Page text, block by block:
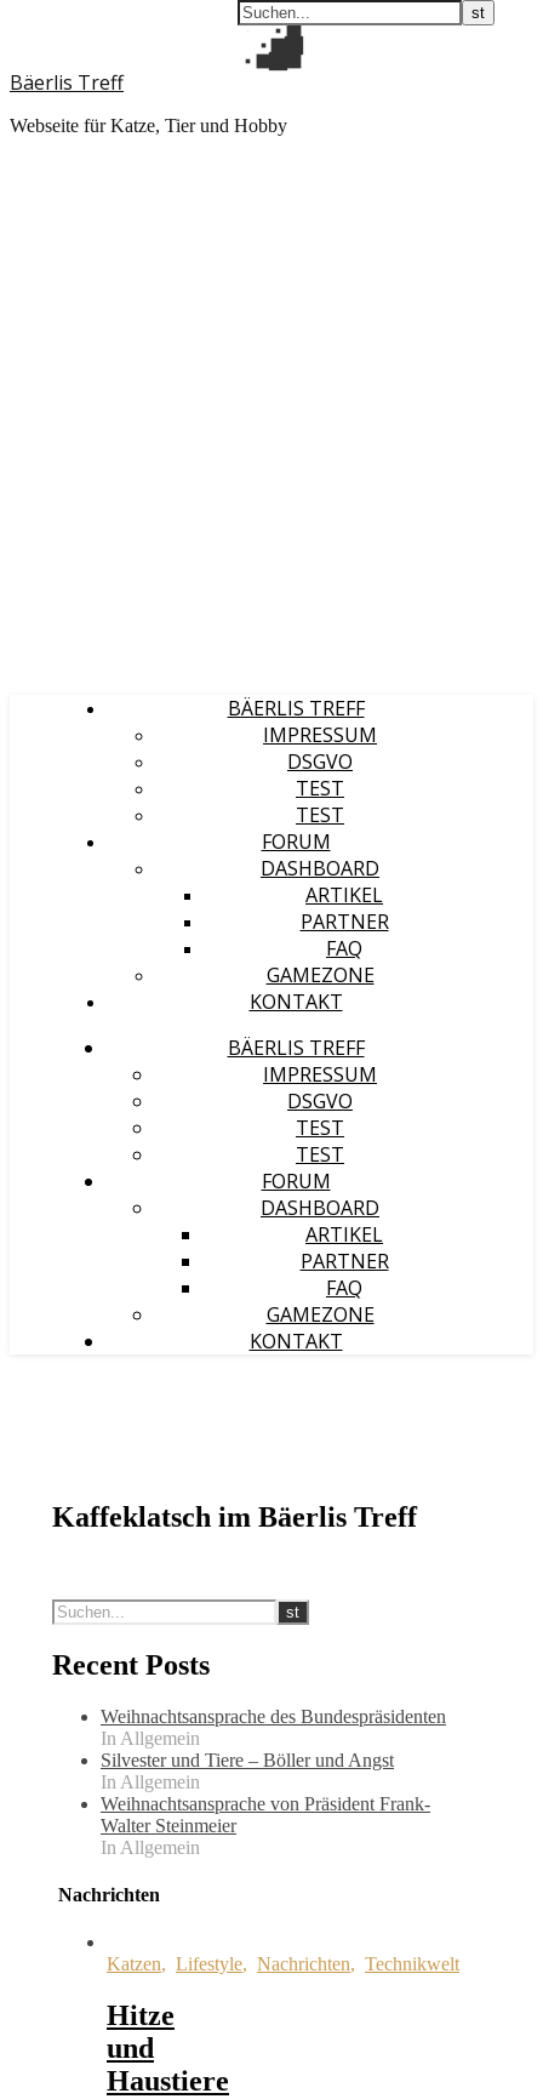
Bäerlis Treff
Webseite für Katze, Tier und Hobby
BÄERLIS TREFF
IMPRESSUM
DSGVO
TEST
TEST
FORUM
DASHBOARD
ARTIKEL
PARTNER
FAQ
GAMEZONE
KONTAKT
BÄERLIS TREFF
IMPRESSUM
DSGVO
TEST
TEST
FORUM
DASHBOARD
ARTIKEL
PARTNER
FAQ
GAMEZONE
KONTAKT
Kaffeklatsch im Bäerlis Treff
Recent Posts
Weihnachtsansprache des Bundespräsidenten
In Allgemein
Silvester und Tiere – Böller und Angst
In Allgemein
Weihnachtsansprache von Präsident Frank-
Walter Steinmeier
In Allgemein
Nachrichten
Katzen, Lifestyle, Nachrichten, Technikwelt
Hitze
und
Haustiere